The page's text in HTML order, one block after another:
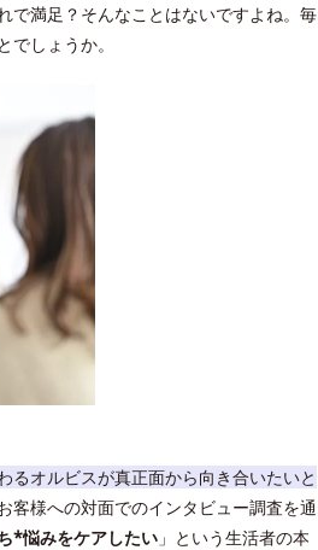
で満足？そんなことはないですよね。毎
しょうか。
るオルビスが真正面から向き合いたいと
客様への対面でのインタビュー調査を通
*悩みをケアしたい 」という生活者の本